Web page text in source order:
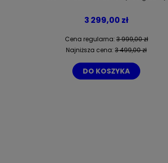
3 299,00 zł
Cena regularna:3 999,00 zł
Najniższa cena: 3 499,00 zł
DO KOSZYKA